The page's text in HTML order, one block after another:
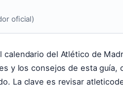
oficial)
calendario del Atlético de
y los consejos de esta guía,
La clave es revisar